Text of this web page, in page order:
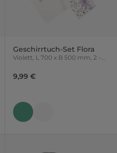
Geschirrtuch-Set Flora
Violett, L 700 x B 500 mm, 2 -
9,99 €